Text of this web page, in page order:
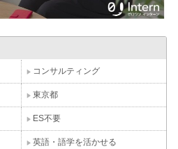
コンサルティング
東京都
ES不要
英語・語学を活かせる